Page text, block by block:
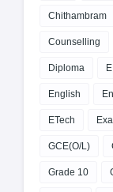
Chithambram
Counselling
Diploma
English
ETech
GCE(O/L)
Grade 10